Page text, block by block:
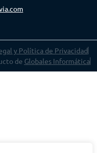
y Política de Privacidad
de Globales Informática